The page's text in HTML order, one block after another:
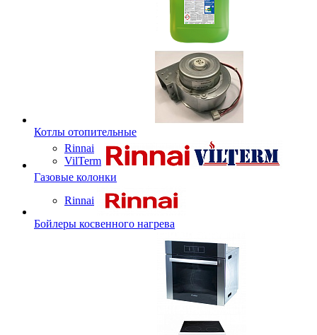
Котлы отопительные
Rinnai
VilTerm
Газовые колонки
Rinnai
Бойлеры косвенного нагрева